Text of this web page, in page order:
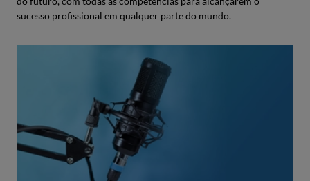
sucesso profissional em qualquer parte do mundo.